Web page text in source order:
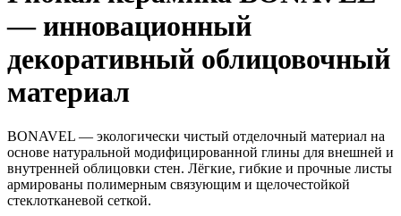
— инновационный
декоративный облицовочный
материал
BONAVEL — экологически чистый отделочный материал на
основе натуральной модифицированной глины для внешней и
внутренней облицовки стен. Лёгкие, гибкие и прочные листы
армированы полимерным связующим и щелочестойкой
стеклотканевой сеткой.